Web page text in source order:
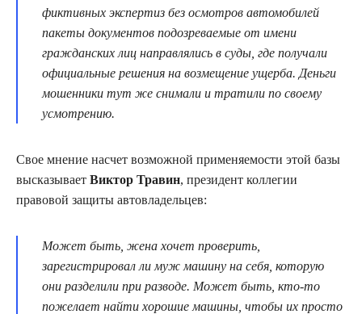
фиктивных экспертиз без осмотров автомобилей
пакеты документов подозреваемые от имени
гражданских лиц направлялись в суды, где получали
официальные решения на возмещение ущерба. Деньги
мошенники тут же снимали и тратили по своему
усмотрению.
Свое мнение насчет возможной применяемости этой базы
высказывает Виктор Травин, президент коллегии
правовой защиты автовладельцев:
Может быть, жена хочет проверить,
зарегистрировал ли муж машину на себя, которую
они разделили при разводе. Может быть, кто-то
пожелает найти хорошие машины, чтобы их просто